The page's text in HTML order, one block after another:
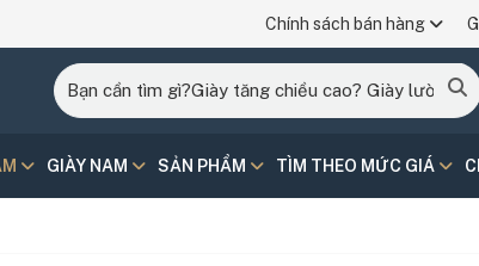
Chính sách bán hàng
GIÀY NAM SẢN PHẨM TÌM THEO MỨC GIÁ